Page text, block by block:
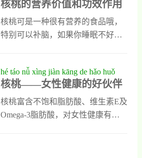
桃经烘烤后风味更香脆，降低植酸
与单宁，提升矿物质吸收率，对消
化更友好，但部分热敏营养素（如
桃，口感与消化优先用熟核桃。
xiào zuò yòng
核桃的营养价值和功效作用
核桃可是一种很有营养的食品哦，
特别可以补脑，如果你睡眠不好可
物。核桃仁含有丰富的营养素，每
百克含蛋白质1520克，脂肪6070
克，碳水化合物10克；并含有人体
必 需的钙、磷、铁等多种微量元素
hé táo nǚ xìng jiàn kāng de hǎo huǒ
bàn
核桃——女性健康的好伙伴
核桃富含不饱和脂肪酸、维生素E及
Omega-3脂肪酸，对女性健康有多